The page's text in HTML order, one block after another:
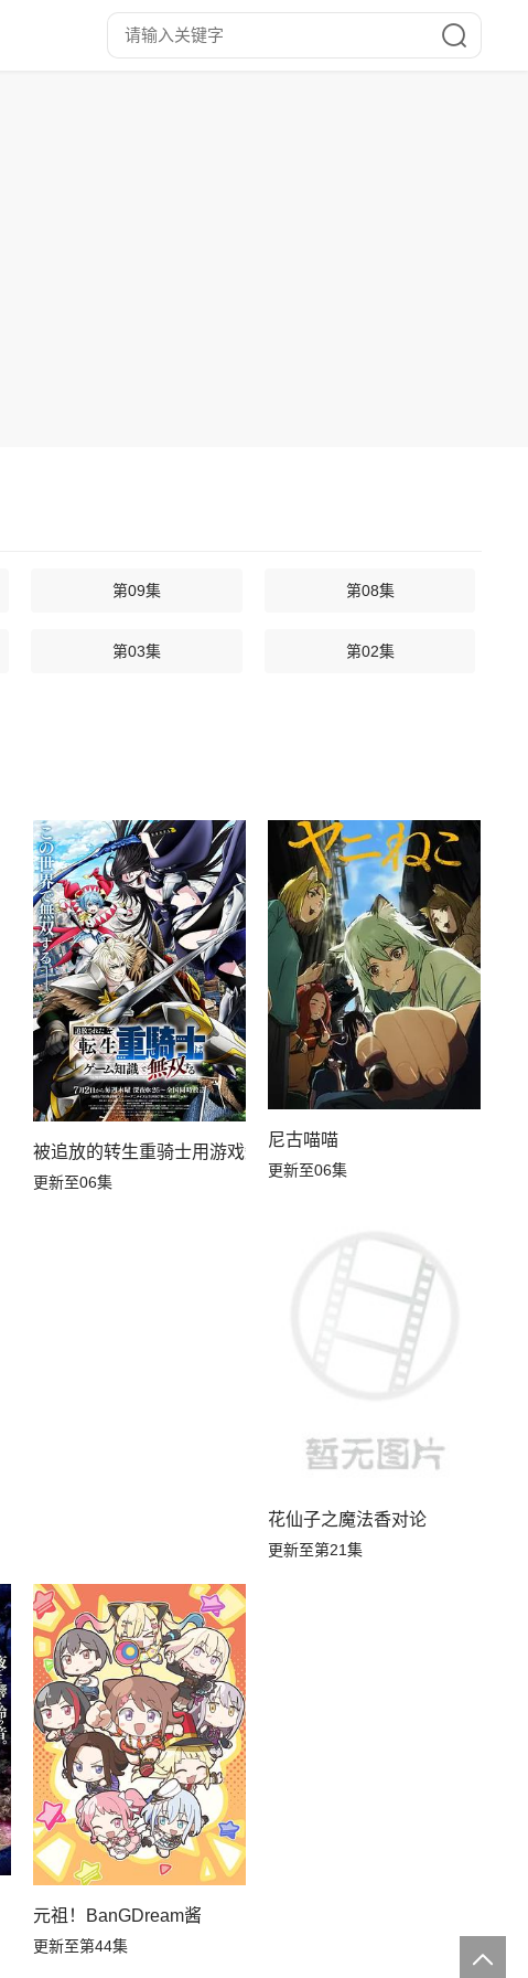
第09集 第08集
第03集 第02集
被追放的转生重骑士用游戏知识开无双
更新至06集
尼古喵喵
更新至06集
花仙子之魔法香对论
更新至第21集
元祖！BanGDream酱
更新至第44集